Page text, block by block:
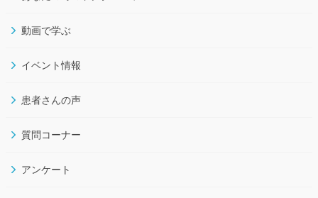
動画で学ぶ
イベント情報
患者さんの声
質問コーナー
アンケート